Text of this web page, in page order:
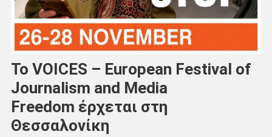
Το VOICES – European Festival of
Journalism and Media
Freedom έρχεται στη
Θεσσαλονίκη